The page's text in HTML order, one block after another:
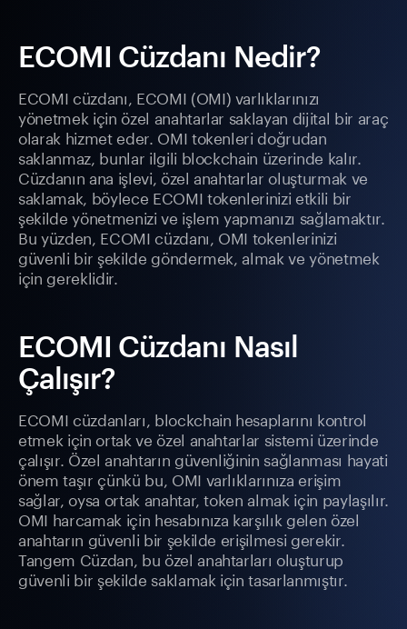
ECOMI Cüzdanı Nedir?
ECOMI cüzdanı, ECOMI (OMI) varlıklarınızı
yönetmek için özel anahtarlar saklayan dijital bir araç
olarak hizmet eder. OMI tokenleri doğrudan
saklanmaz, bunlar ilgili blockchain üzerinde kalır.
Cüzdanın ana işlevi, özel anahtarlar oluşturmak ve
saklamak, böylece ECOMI tokenlerinizi etkili bir
şekilde yönetmenizi ve işlem yapmanızı sağlamaktır.
Bu yüzden, ECOMI cüzdanı, OMI tokenlerinizi
güvenli bir şekilde göndermek, almak ve yönetmek
için gereklidir.
ECOMI Cüzdanı Nasıl
Çalışır?
ECOMI cüzdanları, blockchain hesaplarını kontrol
etmek için ortak ve özel anahtarlar sistemi üzerinde
çalışır. Özel anahtarın güvenliğinin sağlanması hayati
önem taşır çünkü bu, OMI varlıklarınıza erişim
sağlar, oysa ortak anahtar, token almak için paylaşılır.
OMI harcamak için hesabınıza karşılık gelen özel
anahtarın güvenli bir şekilde erişilmesi gerekir.
Tangem Cüzdan, bu özel anahtarları oluşturup
güvenli bir şekilde saklamak için tasarlanmıştır.